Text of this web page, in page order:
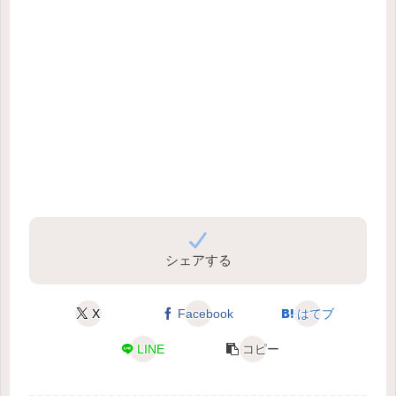
シェアする
X Facebook はてブ
LINE コピー